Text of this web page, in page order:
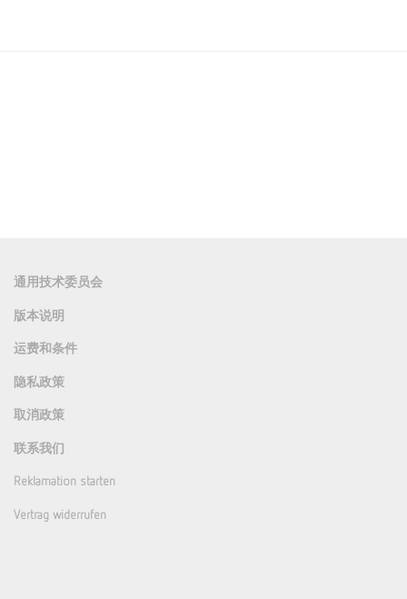
通用技术委员会
版本说明
运费和条件
隐私政策
取消政策
联系我们
Reklamation starten
Vertrag widerrufen